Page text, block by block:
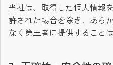
当社は、取得した個人情報
許された場合を除き、あら
なく第三者に提供すること